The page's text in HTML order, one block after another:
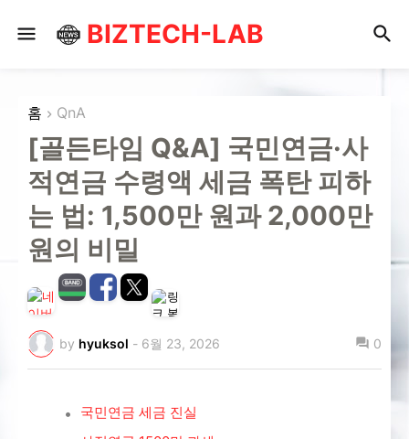
BIZTECH-LAB
홈 QnA
[골든타임 Q&A] 국민연금·사
적연금 수령액 세금 폭탄 피하
는 법: 1,500만 원과 2,000만
원의 비밀
by hyuksol - 6월 23, 2026 0
국민연금 세금 진실